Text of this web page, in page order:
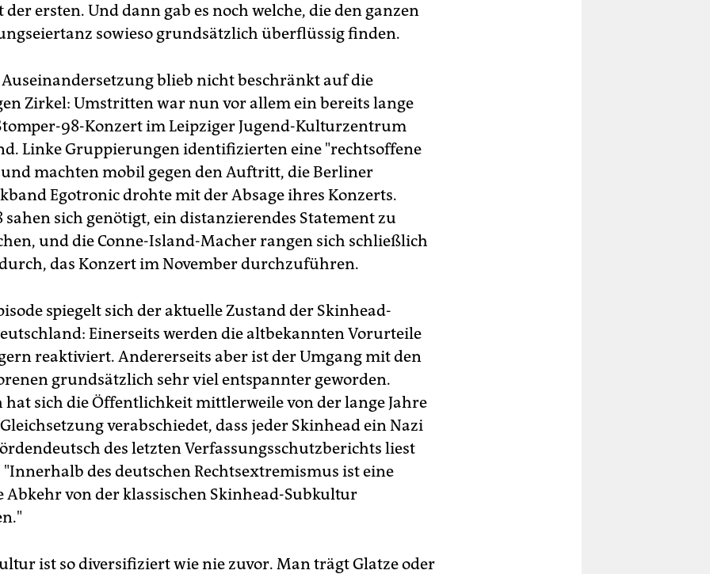
ersten. Und dann gab es noch welche, die den ganzen
sowieso grundsätzlich überflüssig finden.
Auseinandersetzung blieb nicht beschränkt auf die
Zirkel: Umstritten war nun vor allem ein bereits lange
98-Konzert im Leipziger Jugend-Kulturzentrum
Linke Gruppierungen identifizierten eine "rechtsoffene
machten mobil gegen den Auftritt, die Berliner
Egotronic drohte mit der Absage ihres Konzerts.
sahen sich genötigt, ein distanzierendes Statement zu
und die Conne-Island-Macher rangen sich schließlich
das Konzert im November durchzuführen.
spiegelt sich der aktuelle Zustand der Skinhead-
Einerseits werden die altbekannten Vorurteile
reaktiviert. Andererseits aber ist der Umgang mit den
grundsätzlich sehr viel entspannter geworden.
hat sich die Öffentlichkeit mittlerweile von der lange Jahre
verabschiedet, dass jeder Skinhead ein Nazi
des letzten Verfassungsschutzberichts liest
"Innerhalb des deutschen Rechtsextremismus ist eine
Abkehr von der klassischen Skinhead-Subkultur
ist so diversifiziert wie nie zuvor. Man trägt Glatze oder